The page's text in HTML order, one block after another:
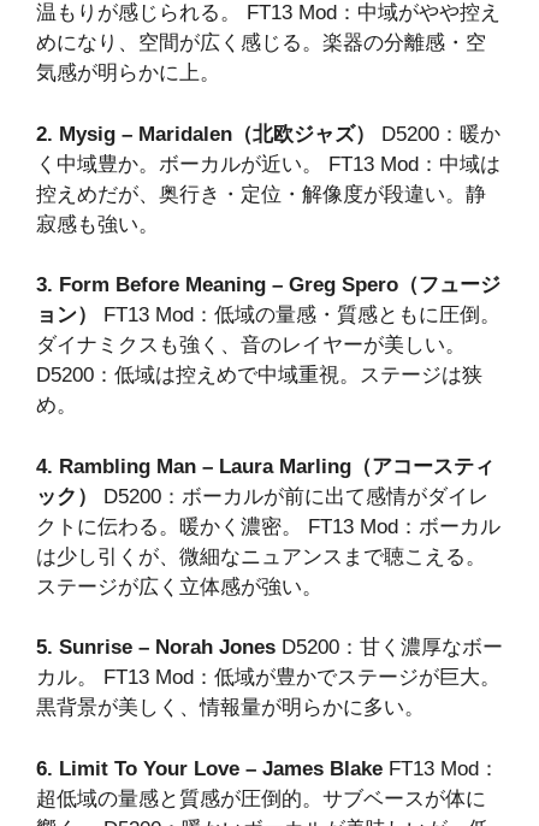
温もりが感じられる。 FT13 Mod：中域がやや控え
めになり、空間が広く感じる。楽器の分離感・空
気感が明らかに上。
2. Mysig – Maridalen（北欧ジャズ）
D5200：暖か
く中域豊か。ボーカルが近い。 FT13 Mod：中域は
控えめだが、奥行き・定位・解像度が段違い。静
寂感も強い。
3. Form Before Meaning – Greg Spero（フュージ
ョン）
FT13 Mod：低域の量感・質感ともに圧倒。
ダイナミクスも強く、音のレイヤーが美しい。
D5200：低域は控えめで中域重視。ステージは狭
め。
4. Rambling Man – Laura Marling（アコースティ
ック）
D5200：ボーカルが前に出て感情がダイレ
クトに伝わる。暖かく濃密。 FT13 Mod：ボーカル
は少し引くが、微細なニュアンスまで聴こえる。
ステージが広く立体感が強い。
5. Sunrise – Norah Jones D5200：甘く濃厚なボー
カル。 FT13 Mod：低域が豊かでステージが巨大。
黒背景が美しく、情報量が明らかに多い。
6. Limit To Your Love – James Blake FT13 Mod：
超低域の量感と質感が圧倒的。サブベースが体に